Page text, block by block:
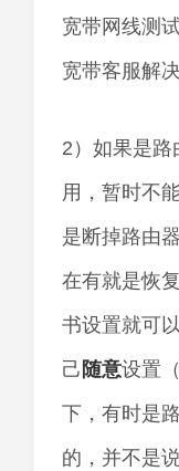
宽带网线测
宽带客服解决
2）如果是路
用，暂时不
是断掉路由
在有就是恢
书设置就可
己 随意设置
下，有时是
的，并不是